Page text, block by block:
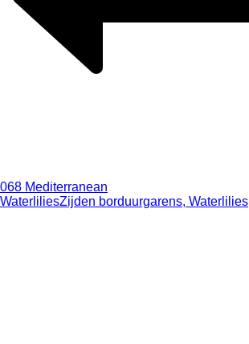
068 Mediterranean
WaterliliesZijden borduurgarens, Waterlilies